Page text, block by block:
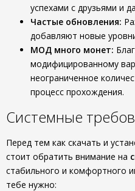
успехами с друзьями и
Частые обновления:
добавляют новые
МОД много монет:
модифицированному
неограниченное
процесс прохождения.
Системные
Перед тем как скачать и
стоит обратить внимание на
стабильного и комфортного
тебе нужно: